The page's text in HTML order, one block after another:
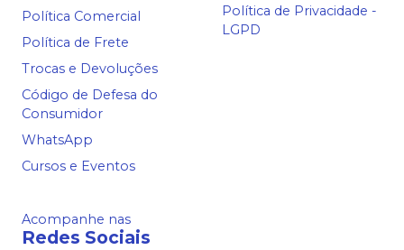
Política Comercial
Política de Frete
Trocas e Devoluções
Código de Defesa do
Consumidor
WhatsApp
Cursos e Eventos
Política de Privacidade -
LGPD
Acompanhe nas
Redes Sociais